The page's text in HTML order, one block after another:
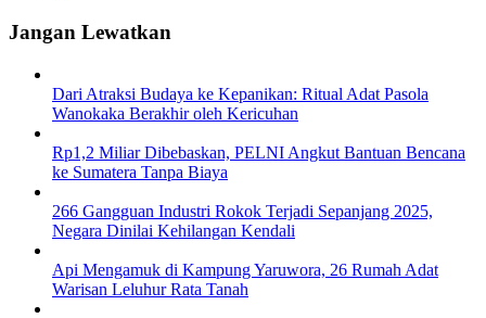
Jangan Lewatkan
Dari Atraksi Budaya ke Kepanikan: Ritual Adat Pasola
Wanokaka Berakhir oleh Kericuhan
Rp1,2 Miliar Dibebaskan, PELNI Angkut Bantuan Bencana
ke Sumatera Tanpa Biaya
266 Gangguan Industri Rokok Terjadi Sepanjang 2025,
Negara Dinilai Kehilangan Kendali
Api Mengamuk di Kampung Yaruwora, 26 Rumah Adat
Warisan Leluhur Rata Tanah